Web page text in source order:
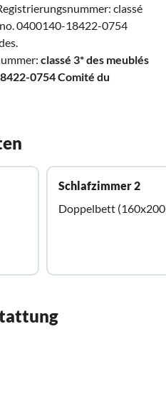
classé
0400140-18422-0754
classé 3* des meublés
0754 Comité du
Schlafzimmer 2
Doppelbett (160x200